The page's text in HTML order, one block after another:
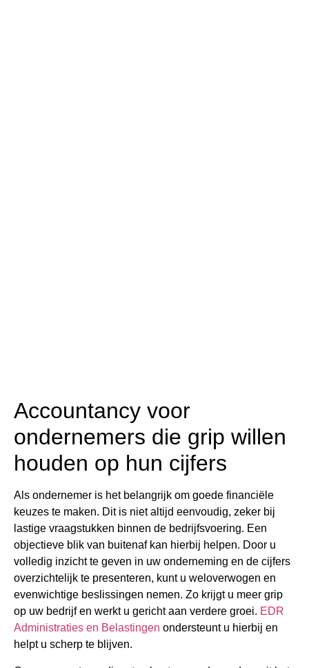
Accountancy voor
ondernemers die grip willen
houden op hun cijfers
Als ondernemer is het belangrijk om goede financiële
keuzes te maken. Dit is niet altijd eenvoudig, zeker bij
lastige vraagstukken binnen de bedrijfsvoering. Een
objectieve blik van buitenaf kan hierbij helpen. Door u
volledig inzicht te geven in uw onderneming en de cijfers
overzichtelijk te presenteren, kunt u weloverwogen en
evenwichtige beslissingen nemen. Zo krijgt u meer grip
op uw bedrijf en werkt u gericht aan verdere groei. EDR
Administraties en Belastingen ondersteunt u hierbij en
helpt u scherp te blijven.